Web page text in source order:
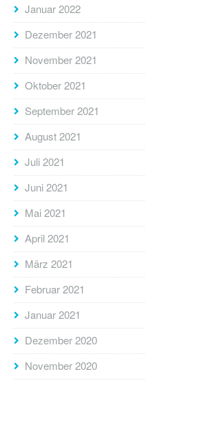
Januar 2022
Dezember 2021
November 2021
Oktober 2021
September 2021
August 2021
Juli 2021
Juni 2021
Mai 2021
April 2021
März 2021
Februar 2021
Januar 2021
Dezember 2020
November 2020